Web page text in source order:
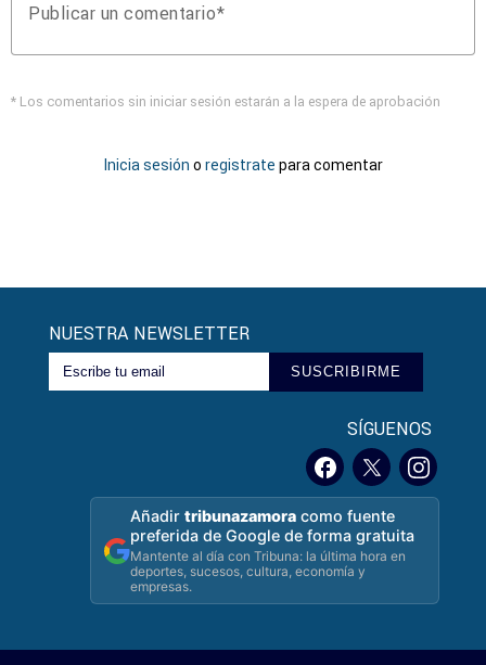
Publicar un comentario
* Los comentarios sin iniciar sesión estarán a la espera de aprobación
Inicia sesión o registrate para comentar
NUESTRA NEWSLETTER
SUSCRIBIRME
SÍGUENOS
Añadirtribunazamora como fuente
preferida de Google de forma gratuita
Mantente al día con Tribuna: la última hora en
deportes, sucesos, cultura, economía y
empresas.